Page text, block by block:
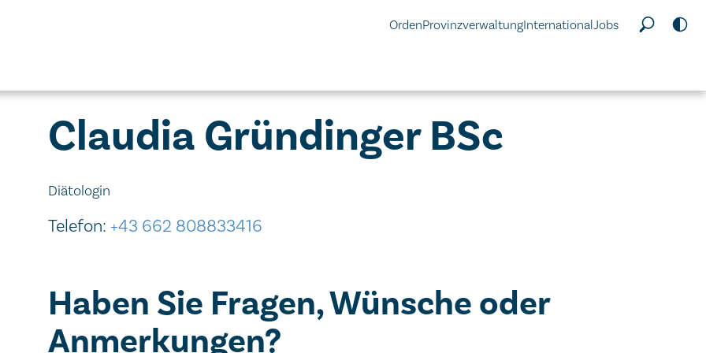
OrdenProvinzverwaltungInternationalJobs
Claudia Gründinger BSc
Diätologin
Telefon: +43 662 808833416
Haben Sie Fragen, Wünsche oder
Anmerkungen?